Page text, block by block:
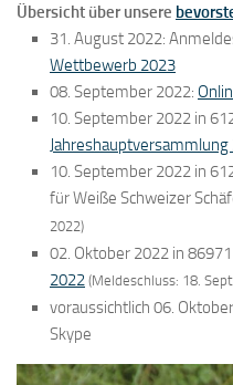
Übersicht über unsere
31. August 2022:
Wettbewerb 2023
08. September 2022:
10. September 2022 in
Jahreshauptversammlung
10. September 2022 in
für Weiße Schweizer
2022)
02. Oktober 2022 in
2022 (Meldeschluss: 18.
voraussichtlich 06.
Skype